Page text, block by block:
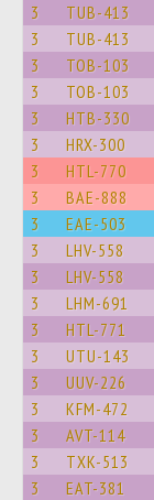
3 TUB-413
3 TUB-413
3 TOB-103
3 TOB-103
3 HTB-330
3 HRX-300
3 HTL-770
3 BAE-888
3 EAE-503
3 LHV-558
3 LHV-558
3 LHM-691
3 HTL-771
3 UTU-143
3 UUV-226
3 KFM-472
3 AVT-114
3 TXK-513
3 EAT-381